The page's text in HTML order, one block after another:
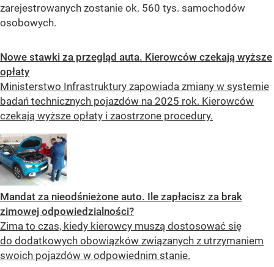
zarejestrowanych zostanie ok. 560 tys. samochodów
osobowych.
Nowe stawki za przegląd auta. Kierowców czekają wyższe
opłaty
Ministerstwo Infrastruktury zapowiada zmiany w systemie
badań technicznych pojazdów na 2025 rok. Kierowców
czekają wyższe opłaty i zaostrzone procedury.
Mandat za nieodśnieżone auto. Ile zapłacisz za brak
zimowej odpowiedzialności?
Zima to czas, kiedy kierowcy muszą dostosować się
do dodatkowych obowiązków związanych z utrzymaniem
swoich pojazdów w odpowiednim stanie.